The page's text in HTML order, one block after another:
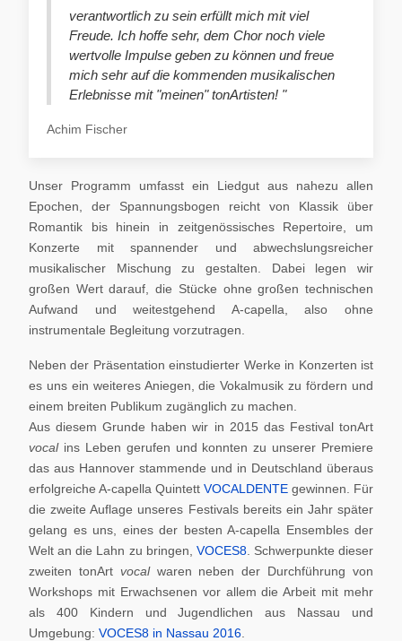
verantwortlich zu sein erfüllt mich mit viel
Freude. Ich hoffe sehr, dem Chor noch viele
wertvolle Impulse geben zu können und freue
mich sehr auf die kommenden musikalischen
Erlebnisse mit "meinen" tonArtisten! "
Achim Fischer
Unser Programm umfasst ein Liedgut aus nahezu allen
Epochen, der Spannungsbogen reicht von Klassik über
Romantik bis hinein in zeitgenössisches Repertoire, um
Konzerte mit spannender und abwechslungsreicher
musikalischer Mischung zu gestalten. Dabei legen wir
großen Wert darauf, die Stücke ohne großen technischen
Aufwand und weitestgehend A-capella, also ohne
instrumentale Begleitung vorzutragen.
Neben der Präsentation einstudierter Werke in Konzerten ist
es uns ein weiteres Aniegen, die Vokalmusik zu fördern und
einem breiten Publikum zugänglich zu machen.
Aus diesem Grunde haben wir in 2015 das Festival tonArt
vocal ins Leben gerufen und konnten zu unserer Premiere
das aus Hannover stammende und in Deutschland überaus
erfolgreiche A-capella Quintett VOCALDENTE gewinnen. Für
die zweite Auflage unseres Festivals bereits ein Jahr später
gelang es uns, eines der besten A-capella Ensembles der
Welt an die Lahn zu bringen, VOCES8. Schwerpunkte dieser
zweiten tonArt vocalwaren neben der Durchführung von
Workshops mit Erwachsenen vor allem die Arbeit mit mehr
als 400 Kindern und Jugendlichen aus Nassau und
Umgebung: VOCES8 in Nassau 2016